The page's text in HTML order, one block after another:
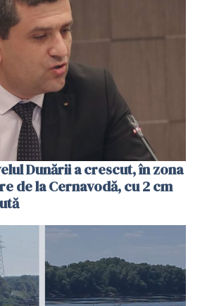
Dunării a crescut, în zona
de la Cernavodă, cu 2 cm